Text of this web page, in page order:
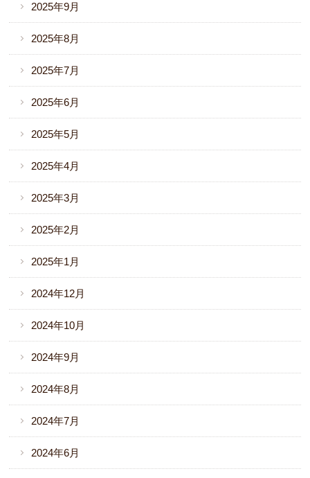
2025年9月
2025年8月
2025年7月
2025年6月
2025年5月
2025年4月
2025年3月
2025年2月
2025年1月
2024年12月
2024年10月
2024年9月
2024年8月
2024年7月
2024年6月